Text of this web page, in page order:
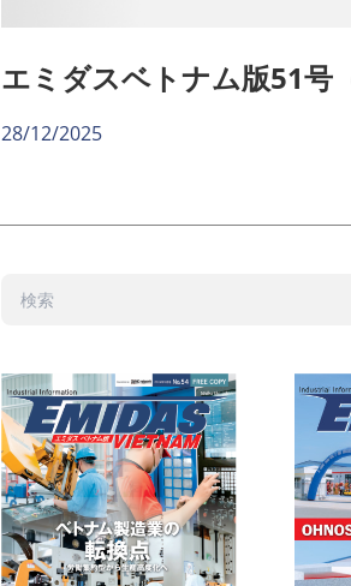
エミダスベトナム版51号
28/12/2025